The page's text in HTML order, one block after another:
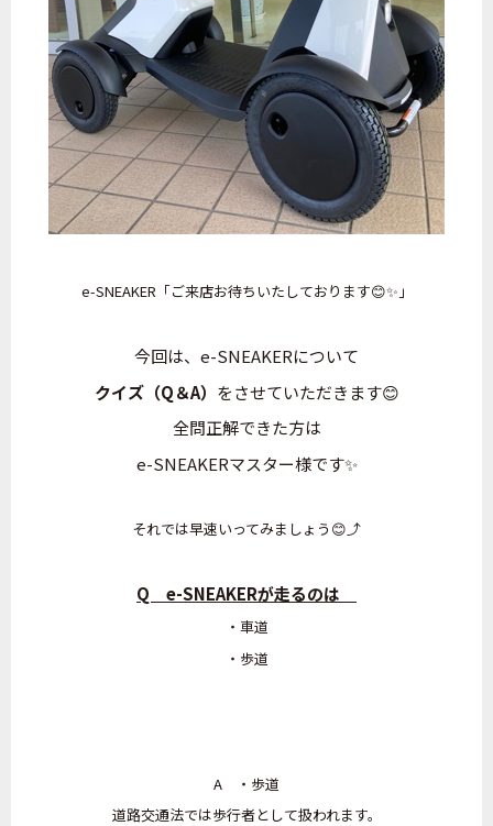
e-SNEAKER 「ご来店お待ちいたしております😊✨」
今回は、e-SNEAKERについて
クイズ（Q＆A） をさせていただきます😊
全問正解できた方は
e-SNEAKERマスター様です✨
それでは早速いってみましょう😊⤴️
Q e-SNEAKERが走るのは
・車道
・歩道
A ・歩道
道路交通法では歩行者として扱われます。